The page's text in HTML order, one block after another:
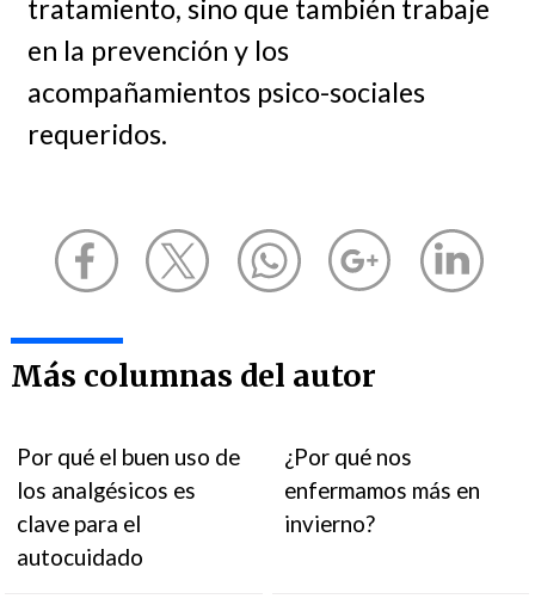
tratamiento, sino que también trabaje
en la prevención y los
acompañamientos psico-sociales
requeridos.
Más columnas del autor
Por qué el buen uso de
los analgésicos es
clave para el
autocuidado
¿Por qué nos
enfermamos más en
invierno?